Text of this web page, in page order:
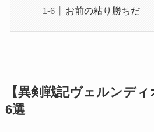
お前の粘り勝ちだ
【異剣戦記ヴェルンデ
6選